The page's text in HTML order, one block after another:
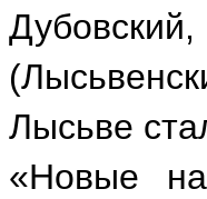
Лысьве
«Новые